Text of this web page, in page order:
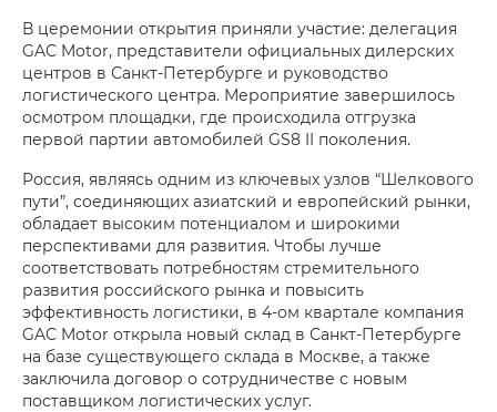
В церемонии открытия приняли участие: делегация
GAC Motor, представители официальных дилерских
центров в Санкт-Петербурге и руководство
логистического центра. Мероприятие завершилось
осмотром площадки, где происходила отгрузка
первой партии автомобилей GS8 II поколения.
Россия, являясь одним из ключевых узлов “Шелкового
пути”, соединяющих азиатский и европейский рынки,
обладает высоким потенциалом и широкими
перспективами для развития. Чтобы лучше
соответствовать потребностям стремительного
развития российского рынка и повысить
эффективность логистики, в 4-ом квартале компания
GAC Motor открыла новый склад в Санкт-Петербурге
на базе существующего склада в Москве, а также
заключила договор о сотрудничестве с новым
поставщиком логистических услуг.